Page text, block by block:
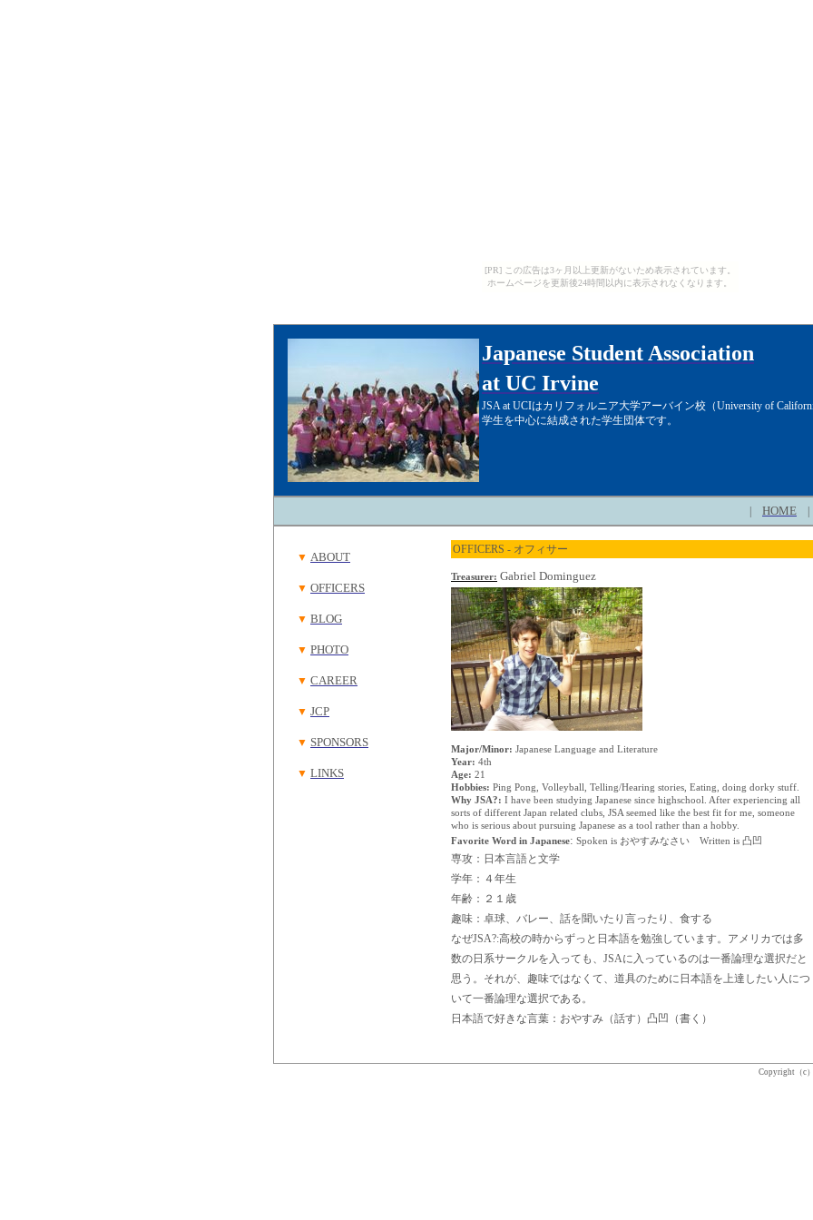
[PR] この広告は3ヶ月以上更新がないため表示されています。
ホームページを更新後24時間以内に表示されなくなります。
Japanese Student Association
at UC Irvine
JSA at UCIはカリフォルニア大学アーバイン校（University of
学生を中心に結成された学生団体です。
HOME
▼ ABOUT
▼ OFFICERS
▼ BLOG
▼ PHOTO
▼ CAREER
▼ JCP
▼ SPONSORS
▼ LINKS
OFFICERS - オフィサー
Treasurer: Gabriel Dominguez
Major/Minor: Japanese Language and Literature
Year: 4th
Age: 21
Hobbies: Ping Pong, Volleyball, Telling/Hearing stories, Eating, doing dorky stuff.
Why JSA?: I have been studying Japanese since highschool. After experiencing all
sorts of different Japan related clubs, JSA seemed like the best fit for me, someone
who is serious about pursuing Japanese as a tool rather than a hobby.
Favorite Word in Japanese: Spoken is おやすみなさい Written is 凸凹
専攻：日本言語と文学
学年：４年生
年齢：２１歳
趣味：卓球、バレー、話を聞いたり言ったり、食する
なぜJSA?:高校の時からずっと日本語を勉強しています。アメリカでは多
数の日系サークルを入っても、JSAに入っているのは一番論理な選択だと
思う。それが、趣味ではなくて、道具のために日本語を上達したい人につ
いて一番論理な選択である。
日本語で好きな言葉：おやすみ（話す）凸凹（書く）
Copyright （c）